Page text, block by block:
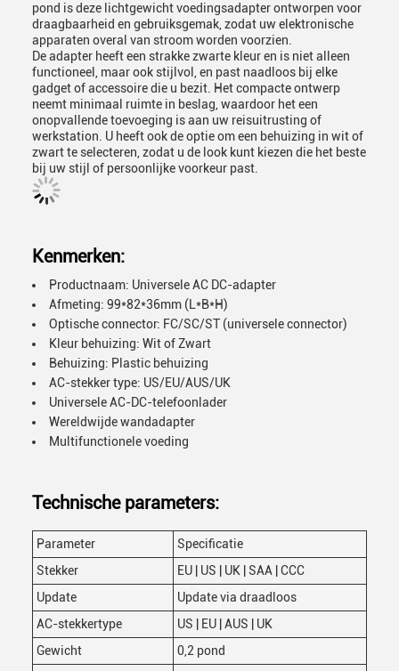
pond is deze lichtgewicht voedingsadapter ontworpen voor
draagbaarheid en gebruiksgemak, zodat uw elektronische
apparaten overal van stroom worden voorzien.
De adapter heeft een strakke zwarte kleur en is niet alleen
functioneel, maar ook stijlvol, en past naadloos bij elke
gadget of accessoire die u bezit. Het compacte ontwerp
neemt minimaal ruimte in beslag, waardoor het een
onopvallende toevoeging is aan uw reisuitrusting of
werkstation. U heeft ook de optie om een behuizing in wit of
zwart te selecteren, zodat u de look kunt kiezen die het beste
bij uw stijl of persoonlijke voorkeur past.
Kenmerken:
Productnaam: Universele AC DC-adapter
Afmeting: 99*82*36mm (L*B*H)
Optische connector: FC/SC/ST (universele connector)
Kleur behuizing: Wit of Zwart
Behuizing: Plastic behuizing
AC-stekker type: US/EU/AUS/UK
Universele AC-DC-telefoonlader
Wereldwijde wandadapter
Multifunctionele voeding
Technische parameters:
Parameter
Specificatie
Stekker
EU | US | UK | SAA | CCC
Update
Update via draadloos
AC-stekkertype
US | EU | AUS | UK
Gewicht
0,2 pond